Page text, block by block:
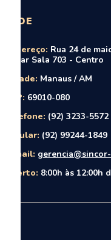
SEDE
Endereço: Rua 24 de
andar Sala 703 - Centro
Cidade: Manaus / AM
CEP: 69010-080
Telefone: (92) 3233-5572
Celular: (92) 99244-1849
E-mail:
Aberto: 8:00h às 12:00h